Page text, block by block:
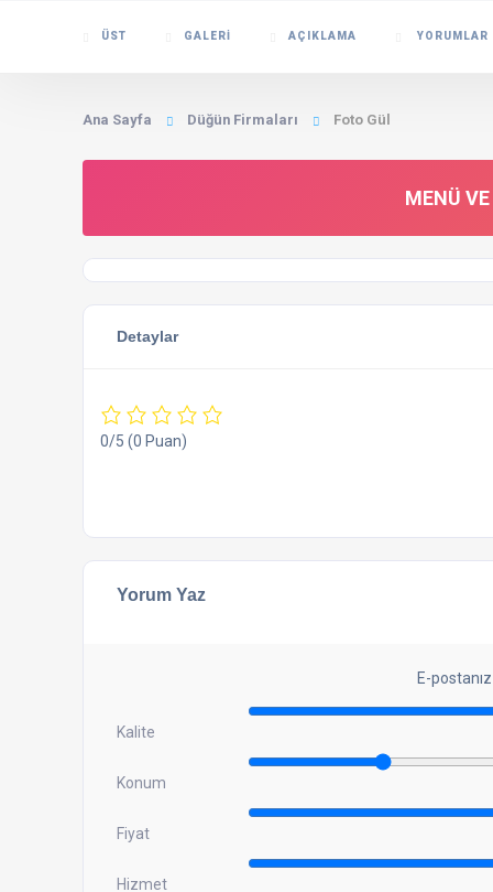
ÜST GALERI AÇIKLAMA YORUMLAR
Ana Sayfa Düğün Firmaları Foto Gül
MENÜ
Detaylar
0/5 (0 Puan)
Yorum Yaz
E-
Kalite
Konum
Fiyat
Hizmet